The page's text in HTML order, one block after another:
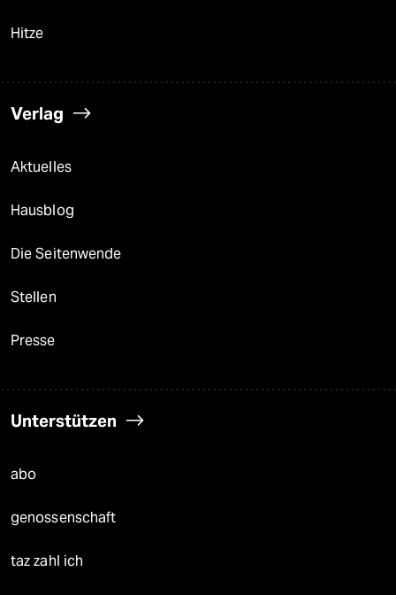
Hitze
Verlag
Aktuelles
Hausblog
Die Seitenwende
Stellen
Presse
Unterstützen
abo
genossenschaft
taz zahl ich